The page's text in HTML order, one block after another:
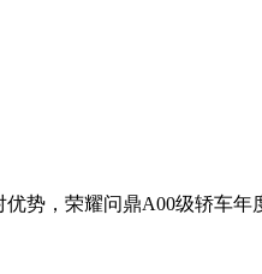
势，荣耀问鼎A00级轿车年